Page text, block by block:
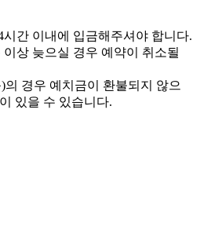
시간 이내에 입금해주셔야 합니다.
이상 늦으실 경우 예약이 취소될
의 경우 예치금이 환불되지 않으
있을 수 있습니다.